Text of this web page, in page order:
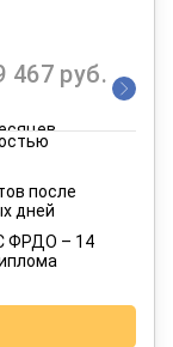
467 руб.
после
дней
ФРДО – 14